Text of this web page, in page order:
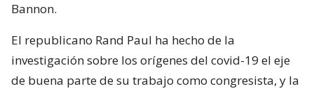
Bannon.
El republicano Rand Paul ha hecho de la
investigación sobre los orígenes del covid-19 el eje
de buena parte de su trabajo como congresista, y la